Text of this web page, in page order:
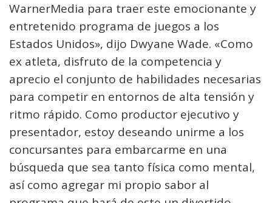
WarnerMedia para traer este emocionante y
entretenido programa de juegos a los
Estados Unidos», dijo Dwyane Wade. «Como
ex atleta, disfruto de la competencia y
aprecio el conjunto de habilidades necesarias
para competir en entornos de alta tensión y
ritmo rápido. Como productor ejecutivo y
presentador, estoy deseando unirme a los
concursantes para embarcarme en una
búsqueda que sea tanto física como mental,
así como agregar mi propio sabor al